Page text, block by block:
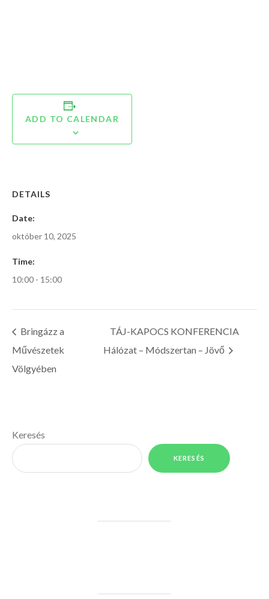
ADD TO CALENDAR
DETAILS
Date:
október 10, 2025
Time:
10:00 - 15:00
Bringázz a
Művészetek
Völgyében
TÁJ-KAPOCS KONFERENCIA
Hálózat – Módszertan – Jövő
Keresés
KERESÉS